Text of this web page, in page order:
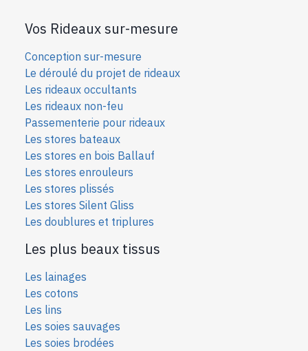
Vos Rideaux sur-mesure
Conception sur-mesure
Le déroulé du projet de rideaux
Les rideaux occultants
Les rideaux non-feu
Passementerie pour rideaux
Les stores bateaux
Les stores en bois Ballauf
Les stores enrouleurs
Les stores plissés
Les stores Silent Gliss
Les doublures et triplures
Les plus beaux tissus
Les lainages
Les cotons
Les lins
Les soies sauvages
Les soies brodées